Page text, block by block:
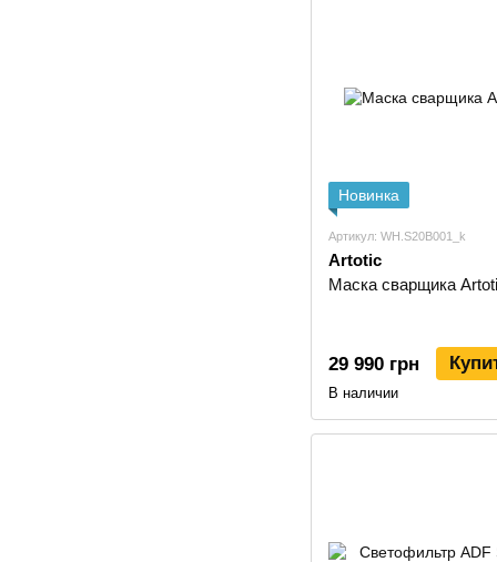
Новинка
Артикул: WH.S20B001_k
Artotic
Маска сварщика
29 990 грн
В наличии